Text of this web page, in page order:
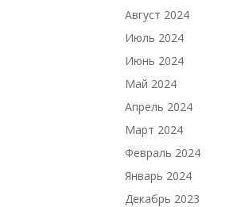
Август 2024
Июль 2024
Июнь 2024
Май 2024
Апрель 2024
Март 2024
Февраль 2024
Январь 2024
Декабрь 2023